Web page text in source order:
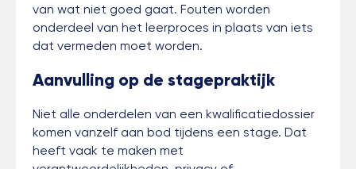
van wat niet goed gaat. Fouten worden
onderdeel van het leerproces in plaats van iets
dat vermeden moet worden.
Aanvulling op de stagepraktijk
Niet alle onderdelen van een kwalificatiedossier
komen vanzelf aan bod tijdens een stage. Dat
heeft vaak te maken met